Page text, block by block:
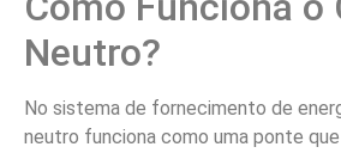
Neutro?
No sistema de fornecimento de
neutro funciona como uma ponte